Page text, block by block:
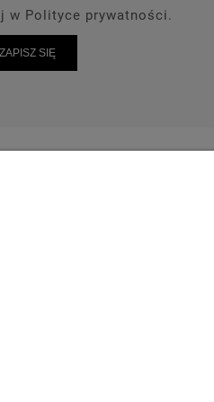
w Polityce prywatności.
ZAPISZ SIĘ